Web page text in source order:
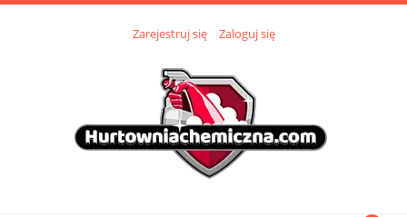
Zarejestruj się Zaloguj się